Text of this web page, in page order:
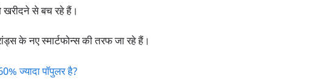
से बच रहे हैं।
के नए स्मार्टफोन्स की तरफ जा रहे हैं।